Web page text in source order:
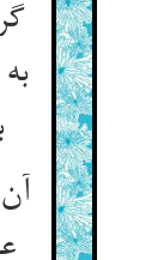
بخت گرداند همای‌‌